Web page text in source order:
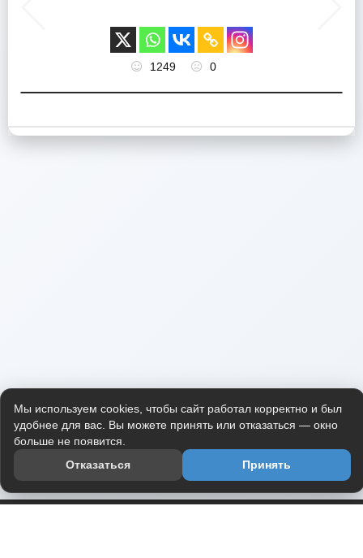
1249 0
Мы используем cookies, чтобы сайт работал корректно и был
удобнее для вас. Вы можете принять или отказаться — окно
больше не появится.
Отказаться
Принять